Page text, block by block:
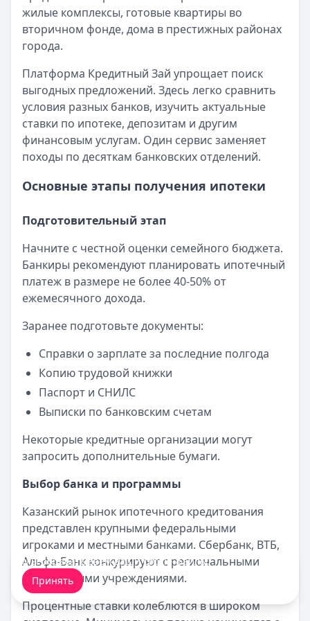
Кратко:В статье рассматриваются актуальные
Опубликовано:17 ноября 2025 г.
Категория:
Читать статью
Документы для получения ипотеки в СберБанке
Кратко:Оформление ипотеки стало доступнее
Опубликовано:17 ноября 2025 г.
Категория:Ипотека
Читать статью
жилые комплексы, готовые квартиры во
вторичном фонде, дома в престижных районах
города.
Платформа Кредитный Зай упрощает поиск
выгодных предложений. Здесь легко сравнить
условия разных банков, изучить актуальные
ставки по ипотеке, депозитам и другим
финансовым услугам. Один сервис заменяет
походы по десяткам банковских отделений.
Основные этапы получения ипотеки
Подготовительный этап
Начните с честной оценки семейного бюджета.
Банкиры рекомендуют планировать ипотечный
платеж в размере не более 40-50% от
ежемесячного дохода.
Заранее подготовьте документы:
Справки о зарплате за последние полгода
Копию трудовой книжки
Паспорт и СНИЛС
Выписки по банковским счетам
Некоторые кредитные организации могут
запросить дополнительные бумаги.
Выбор банка и программы
Казанский рынок ипотечного кредитования
представлен крупными федеральными
игроками и местными банками. Сбербанк, ВТБ,
Альфа-Банк конкурируют с региональными
финансовыми учреждениями.
Процентные ставки колеблются в широком
Мы обрабатываем ваши cookie-файлы.
Принять